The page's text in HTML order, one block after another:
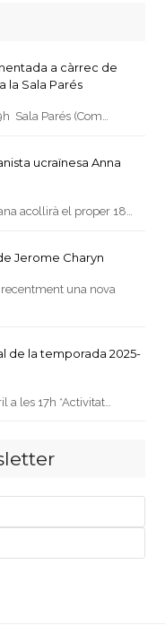
a càrrec de
la Sala Parés
Sala Parés (Com…
ucraïnesa Anna
acollirà el proper 18…
Jerome Charyn
una nova
de la temporada 2025-
a les 17h *Activitat…